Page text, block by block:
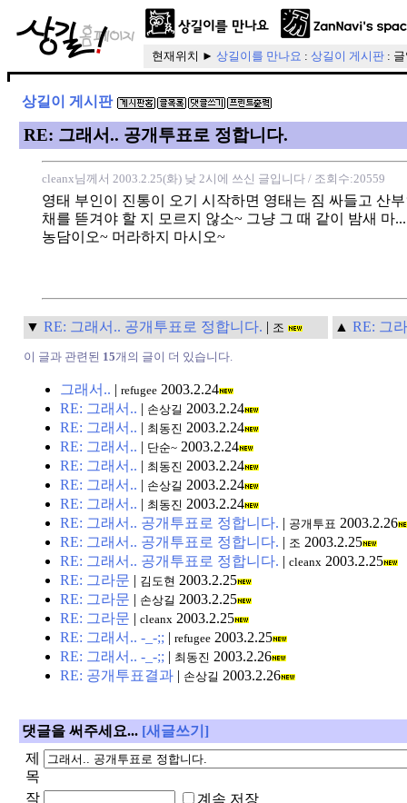
현재위치 ► 상길이를 만나요 : 상길이 게시판 :
상길이 게시판
RE: 그래서.. 공개투표로 정합니다.
cleanx님께서 2003.2.25(화) 낮 2시에 쓰신 글입니다 / 조회수:20559
영태 부인이 진통이 오기 시작하면 영태는 짐 싸들고 산
채를 뜯겨야 할 지 모르지 않소~ 그냥 그 때 같이 밤새 마
농담이오~ 머라하지 마시오~
▼ RE: 그래서.. 공개투표로 정합니다. | 조 ▲ RE: 그
이 글과 관련된 15개의 글이 더 있습니다.
그래서.. | refugee 2003.2.24
RE: 그래서.. | 손상길 2003.2.24
RE: 그래서.. | 최동진 2003.2.24
RE: 그래서.. | 단순~ 2003.2.24
RE: 그래서.. | 최동진 2003.2.24
RE: 그래서.. | 손상길 2003.2.24
RE: 그래서.. | 최동진 2003.2.24
RE: 그래서.. 공개투표로 정합니다. | 공개투표 2003.2.26
RE: 그래서.. 공개투표로 정합니다. | 조 2003.2.25
RE: 그래서.. 공개투표로 정합니다. | cleanx 2003.2.25
RE: 그라문 | 김도현 2003.2.25
RE: 그라문 | 손상길 2003.2.25
RE: 그라문 | cleanx 2003.2.25
RE: 그래서.. -_-;; | refugee 2003.2.25
RE: 그래서.. -_-;; | 최동진 2003.2.26
RE: 공개투표결과 | 손상길 2003.2.26
댓글을 써주세요... [새글쓰기]
제
목
작
계속 저장